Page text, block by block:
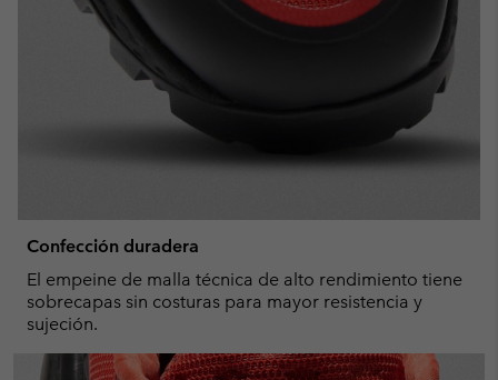
Confección duradera
El empeine de malla técnica de alto rendimiento tiene
sobrecapas sin costuras para mayor resistencia y
sujeción.